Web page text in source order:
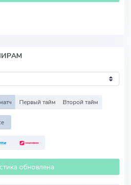
Первый тайм Второй тайм
обновлена